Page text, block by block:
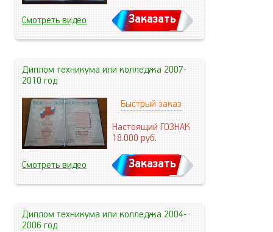
Смотреть видео Заказать
Диплом техникума или колледжа 2007-
2010 год
Быстрый заказ
Настоящий ГОЗНАК
18.000руб.
Смотреть видео Заказать
Диплом техникума или колледжа 2004-
2006 год